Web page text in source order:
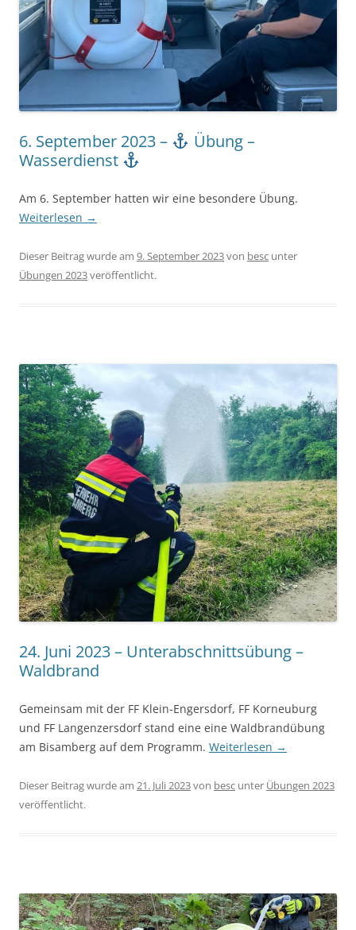
6. September 2023 –
Übung –
Wasserdienst
Am 6. September hatten wir eine besondere Übung.
Weiterlesen →
Dieser Beitrag wurde am 9. September 2023von besc unter
Übungen 2023veröffentlicht.
24. Juni 2023 – Unterabschnittsübung –
Waldbrand
Gemeinsam mit der FF Klein-Engersdorf, FF Korneuburg
und FF Langenzersdorf stand eine eine Waldbrandübung
am Bisamberg auf dem Programm. Weiterlesen →
Dieser Beitrag wurde am 21. Juli 2023von besc unter Übungen 2023
veröffentlicht.